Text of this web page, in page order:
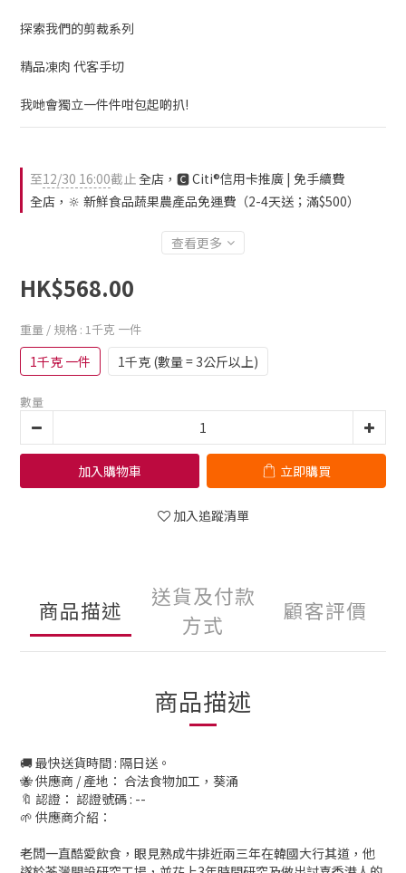
探索我們的剪裁系列
精品凍肉 代客手切
我哋會獨立一件件咁包起啲扒!
至12/30 16:00截止全店，🅲 Citi®信用卡推廣 | 免手續費
全店，🔆 新鮮食品蔬果農產品免運費（2-4天送；滿$500）
查看更多
HK$568.00
重量 / 規格 : 1千克 一件
1千克 一件 1千克 (數量 = 3公斤以上)
數量
加入購物車 立即購買
加入追蹤清單
商品描述
送貨及付款
方式
顧客評價
商品描述
🚚 最快送貨時間 : 隔日送。
🐝 供應商 / 產地： 合法食物加工，葵涌
🔖 認證： 認證號碼 : --
🌱 供應商介紹：
老闆一直酷愛飲食，眼見熟成牛排近兩三年在韓國大行其道，他